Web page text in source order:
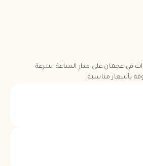
في عجمان على مدار الساعة. سرعة
بأسعار مناسبة.